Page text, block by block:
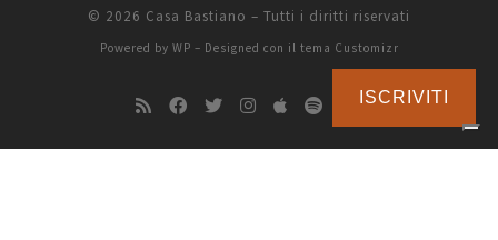
© 2026 Casa Bastiano – Tutti i diritti riservati
Powered by WP – Designed con il tema Customizr
ISCRIVITI